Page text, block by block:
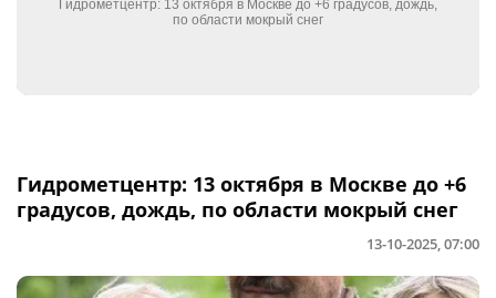
Гидрометцентр: 13 октября в Москве до +6
градусов, дождь, по области мокрый снег
13-10-2025, 07:00